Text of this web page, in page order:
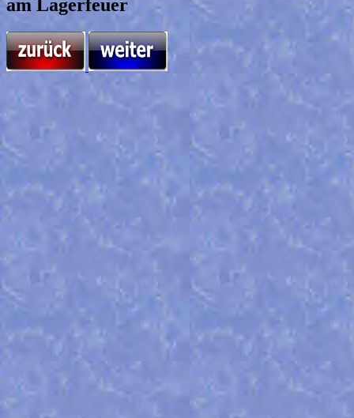
am Lagerfeuer